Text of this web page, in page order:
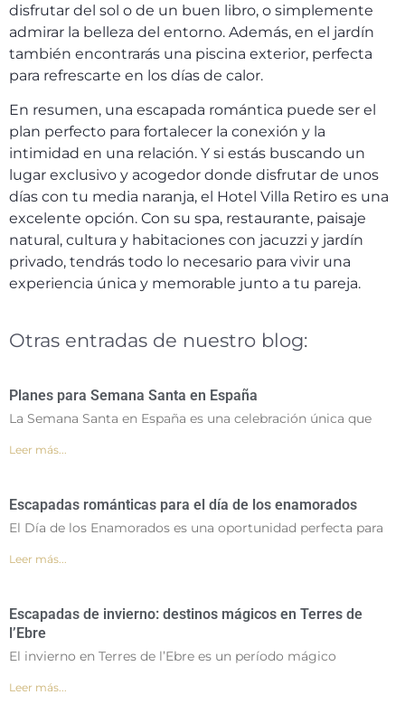
disfrutar del sol o de un buen libro, o simplemente
admirar la belleza del entorno. Además, en el jardín
también encontrarás una piscina exterior, perfecta
para refrescarte en los días de calor.
En resumen, una escapada romántica puede ser el
plan perfecto para fortalecer la conexión y la
intimidad en una relación. Y si estás buscando un
lugar exclusivo y acogedor donde disfrutar de unos
días con tu media naranja, el Hotel Villa Retiro es una
excelente opción. Con su spa, restaurante, paisaje
natural, cultura y habitaciones con jacuzzi y jardín
privado, tendrás todo lo necesario para vivir una
experiencia única y memorable junto a tu pareja.
Otras entradas de nuestro blog:
Planes para Semana Santa en España
La Semana Santa en España es una celebración única que
Leer más...
Escapadas románticas para el día de los enamorados
El Día de los Enamorados es una oportunidad perfecta para
Leer más...
Escapadas de invierno: destinos mágicos en Terres de
l’Ebre
El invierno en Terres de l’Ebre es un período mágico
Leer más...